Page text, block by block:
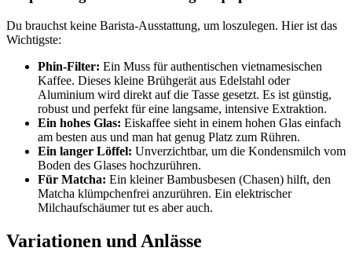
Du brauchst keine Barista-Ausstattung, um loszulegen. Hier ist das
Wichtigste:
Phin-Filter: Ein Muss für authentischen vietnamesischen
Kaffee. Dieses kleine Brühgerät aus Edelstahl oder
Aluminium wird direkt auf die Tasse gesetzt. Es ist günstig,
robust und perfekt für eine langsame, intensive Extraktion.
Ein hohes Glas: Eiskaffee sieht in einem hohen Glas einfach
am besten aus und man hat genug Platz zum Rühren.
Ein langer Löffel: Unverzichtbar, um die Kondensmilch vom
Boden des Glases hochzurühren.
Für Matcha: Ein kleiner Bambusbesen (Chasen) hilft, den
Matcha klümpchenfrei anzurühren. Ein elektrischer
Milchaufschäumer tut es aber auch.
Variationen und Anlässe